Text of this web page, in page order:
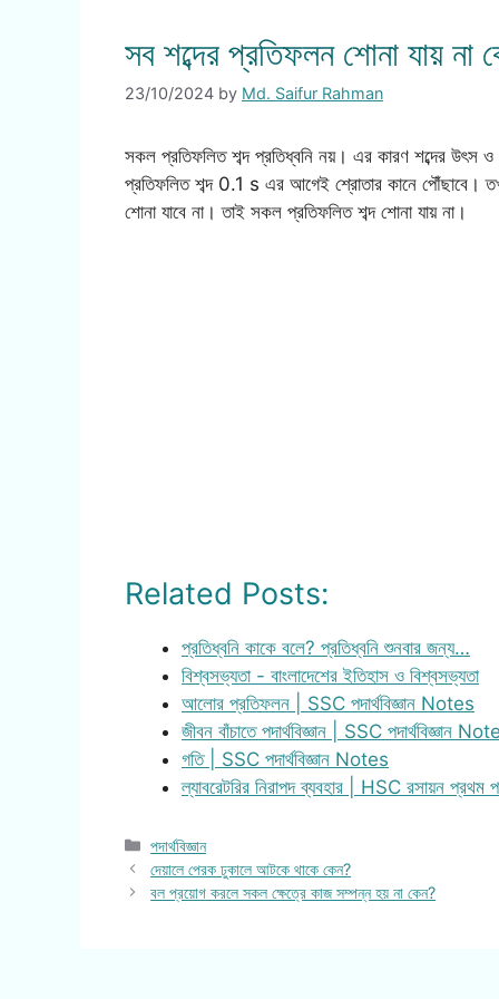
সব শব্দের প্রতিফলন শোনা যায় না
23/10/2024 by Md. Saifur Rahman
সকল প্রতিফলিত শব্দ প্রতিধ্বনি নয়। এর কারণ শব্দের উৎস
প্রতিফলিত শব্দ 0.1 s এর আগেই শ্রোতার কানে পৌঁছাবে।
শোনা যাবে না। তাই সকল প্রতিফলিত শব্দ শোনা যায় না।
Related Posts:
প্রতিধ্বনি কাকে বলে? প্রতিধ্বনি শুনবার জন্য…
বিশ্বসভ্যতা - বাংলাদেশের ইতিহাস ও বিশ্বসভ্যতা
আলোর প্রতিফলন | SSC পদার্থবিজ্ঞান Notes
জীবন বাঁচাতে পদার্থবিজ্ঞান | SSC পদার্থবিজ্ঞান
গতি | SSC পদার্থবিজ্ঞান Notes
ল্যাবরেটরির নিরাপদ ব্যবহার | HSC রসায়ন
Categories
পদার্থবিজ্ঞান
দেয়ালে পেরক ঢুকালে আটকে থাকে কেন?
বল প্রয়োগ করলে সকল ক্ষেত্রে কাজ সম্পন্ন হয় না কেন?